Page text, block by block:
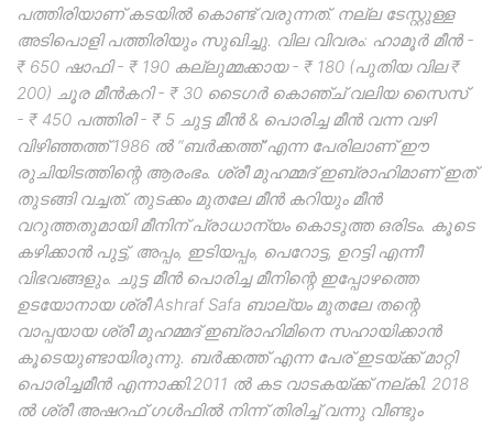
പത്തിരിയാണ് കടയിൽ കൊണ്ട് വരുന്നത്. നല്ല ടേസ്റ്റുള്ള
അടിപൊളി പത്തിരിയും സുഖിച്ചു. വില വിവരം: ഹാമൂർ മീൻ -
₹ 650 ഷാഫി - ₹ 190 കല്ലുമ്മക്കായ - ₹ 180 (പുതിയ വില ₹
200) ചൂര മീൻകറി - ₹ 30 ടൈഗർ കൊഞ്ച് വലിയ സൈസ്
- ₹ 450 പത്തിരി - ₹ 5 ചുട്ട മീൻ & പൊരിച്ച മീൻ വന്ന വഴി
വിഴിഞ്ഞത്ത് 1986 ൽ “ബർക്കത്ത്”എന്ന പേരിലാണ് ഈ
രുചിയിടത്തിന്റെ ആരംഭം. ശ്രീ മുഹമ്മദ് ഇബ്രാഹിമാണ് ഇത്
തുടങ്ങി വച്ചത്. തുടക്കം മുതലേ മീൻ കറിയും മീൻ
വറുത്തതുമായി മീനിന് പ്രാധാന്യം കൊടുത്ത ഒരിടം. കൂടെ
കഴിക്കാൻ പുട്ട്, അപ്പം, ഇടിയപ്പം, പെറോട്ട, ഉറട്ടി എന്നീ
വിഭവങ്ങളും. ചുട്ട മീൻ പൊരിച്ച മീനിന്റെ ഇപ്പോഴത്തെ
ഉടയോനായ ശ്രീ Ashraf Safa ബാല്യം മുതലേ തന്റെ
വാപ്പയായ ശ്രീ മുഹമ്മദ് ഇബ്രാഹിമിനെ സഹായിക്കാൻ
കൂടെയുണ്ടായിരുന്നു. ബർക്കത്ത് എന്ന പേര് ഇടയ്ക്ക് മാറ്റി
പൊരിച്ചമീൻ എന്നാക്കി.2011 ൽ കട വാടകയ്ക്ക് നല്കി. 2018
ൽ ശ്രീ അഷറഫ് ഗൾഫിൽ നിന്ന് തിരിച്ച് വന്നു വീണ്ടും